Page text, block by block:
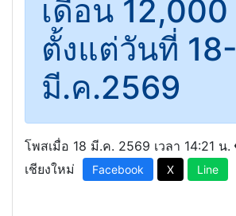
เดือน
ตั้งแต่วันที่
มี.ค.2569
โพสเมื่อ 18 มี.ค. 2569 เวลา 14:21 น.
เชียงใหม่
Facebook X Line